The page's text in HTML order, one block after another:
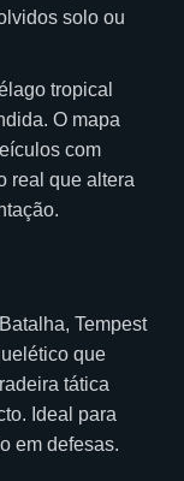
solo ou
tropical
O mapa
com
real que altera
Tempest
que
tática
Ideal para
em defesas.